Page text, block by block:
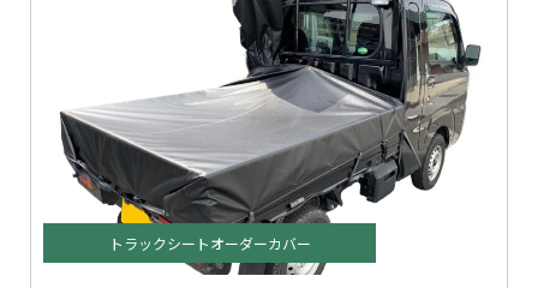
トラックシートオーダーカバー